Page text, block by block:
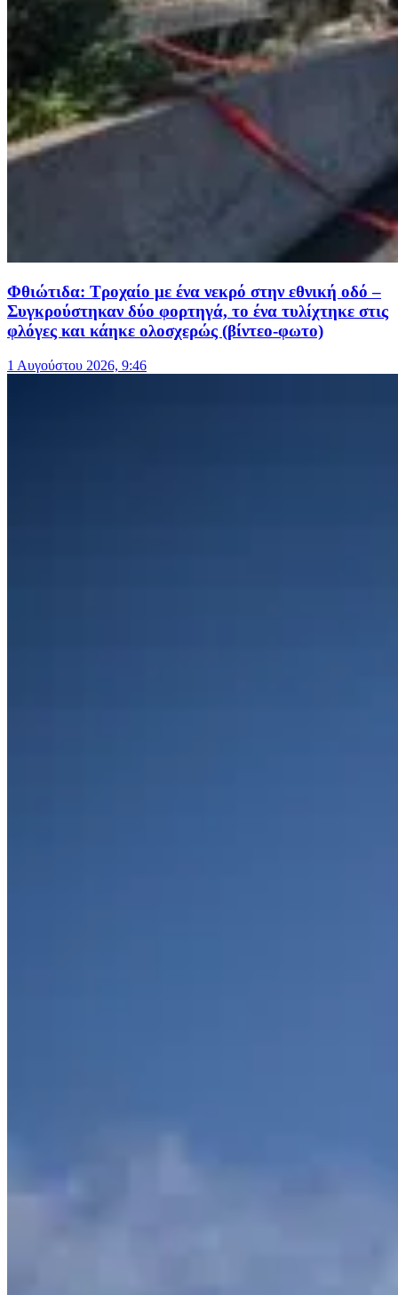
Φθιώτιδα: Τροχαίο με ένα νεκρό στην εθνική οδό –
Συγκρούστηκαν δύο φορτηγά, το ένα τυλίχτηκε στις
φλόγες και κάηκε ολοσχερώς (βίντεο-φωτο)
1 Αυγούστου 2026, 9:46